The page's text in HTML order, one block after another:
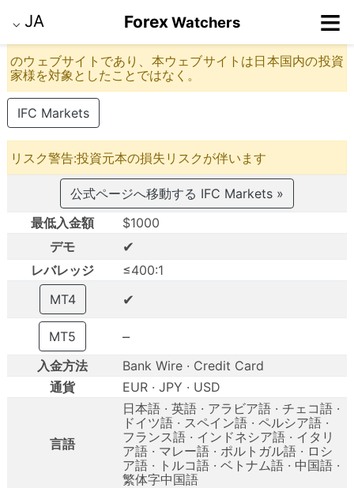
⌵ JA Forex Watchers ≡
のウェブサイトであり、本ウェブサイトは日本国内の投資
家様を対象としたことではなく。
IFC Markets
リスク警告:投資元本の損失リスクが伴います
公式ページへ移動する IFC Markets »
最低入金額
$1000
デモ
✔
レバレッジ
≤400:1
MT4
✔
MT5 –
入金方法
Bank Wire · Credit Card
通貨
EUR · JPY · USD
言語
日本語 · 英語 · アラビア語 · チェコ語 ·
ドイツ語 · スペイン語 · ペルシア語 ·
フランス語 · インドネシア語 · イタリ
ア語 · マレー語 · ポルトガル語 · ロシ
ア語 · トルコ語 · ベトナム語 · 中国語 ·
繁体字中国語